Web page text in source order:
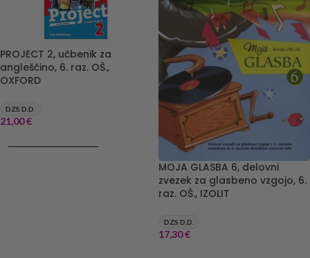
PROJECT 2, učbenik za
angleščino, 6. raz. OŠ.,
OXFORD
DZS D.D.
21,00€
MOJA GLASBA 6, delovni
zvezek za glasbeno vzgojo, 6.
raz. OŠ., IZOLIT
DZS D.D.
17,30€